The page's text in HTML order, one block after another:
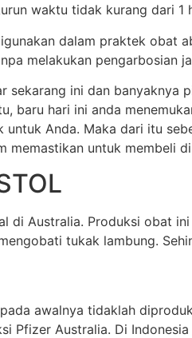
waktu tidak kurang dari 1
dalam praktek obat
melakukan pengarbosian
ini dan banyaknya
baru hari ini anda
Anda. Maka dari itu
memastikan untuk membeli
Australia. Produksi obat
tukak lambung.
awalnya tidaklah
Pfizer Australia. Di